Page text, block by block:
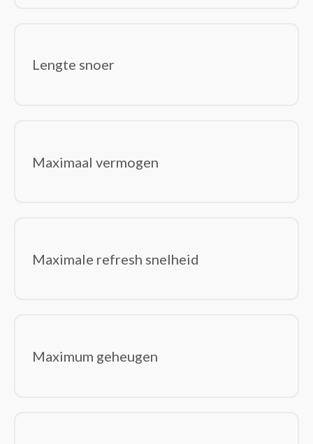
Lengte snoer
Maximaal vermogen
Maximale refresh snelheid
Maximum geheugen